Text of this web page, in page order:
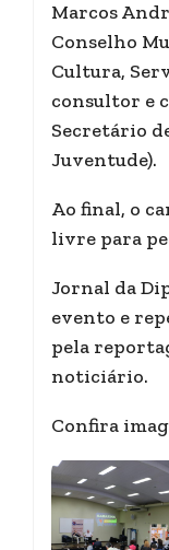
Marcos
Conselho
Cultura,
consultor e
Secretário
Juventude).
Ao final, o
livre para
Jornal da
evento e
pela
noticiário.
Confira